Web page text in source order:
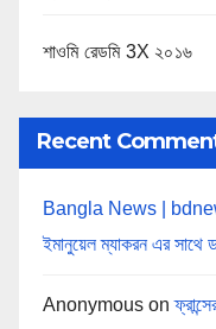
শাওমি রেডমি 3X ২০১৬
Recent
Bangla News |
ইমানুয়েল ম্যাকরন এর সাথে
Anonymous on